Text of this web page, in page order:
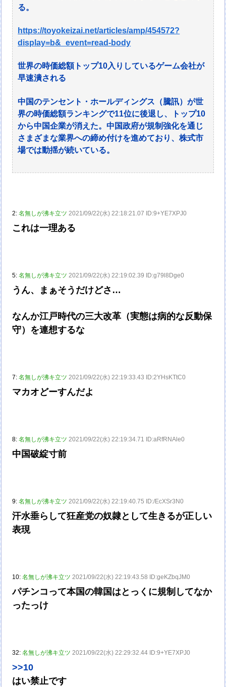
る。
https://toyokeizai.net/articles/amp/454572?
display=b&_event=read-body
世界の時価総額トップ10入りしているゲーム会社が
早速潰される
中国のテンセント・ホールディングス（騰訊）が世
界の時価総額ランキングで11位に後退し、トップ10
から中国企業が消えた。中国政府が規制強化を通じ
さまざまな業界への締め付けを進めており、株式市
場では動揺が続いている。
2:名無しが沸キ立ツ 2021/09/22(水) 22:18:21.07 ID:9+YE7XPJ0
これは一理ある
5:名無しが沸キ立ツ 2021/09/22(水) 22:19:02.39 ID:g79l8Dge0
うん、まぁそうだけどさ…
なんか江戸時代の三大改革（実態は病的な反動保
守）を連想するな
7:名無しが沸キ立ツ 2021/09/22(水) 22:19:33.43 ID:2YHsKTtC0
マカオどーすんだよ
8:名無しが沸キ立ツ 2021/09/22(水) 22:19:34.71 ID:aRfRNAle0
中国破綻寸前
9:名無しが沸キ立ツ 2021/09/22(水) 22:19:40.75 ID:/EcXSr3N0
汗水垂らして狂産党の奴隷として生きるが正しい
表現
10:名無しが沸キ立ツ 2021/09/22(水) 22:19:43.58 ID:geKZbqJM0
パチンコって本国の韓国はとっくに規制してなか
ったっけ
32:名無しが沸キ立ツ 2021/09/22(水) 22:29:32.44 ID:9+YE7XPJ0
>>10
はい禁止です